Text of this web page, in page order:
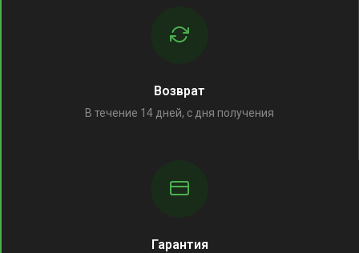
Возврат
В течение 14 дней, с дня получения
Гарантия